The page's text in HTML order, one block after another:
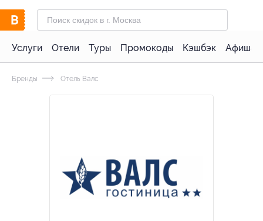
Услуги Отели Туры Промокоды Кэшбэк Афиша
Бренды Отель Валс